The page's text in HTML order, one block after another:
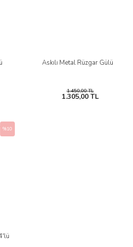
Askılı Metal Rüzgar Gülü
1.450,00 TL
1.305,00 TL
%10